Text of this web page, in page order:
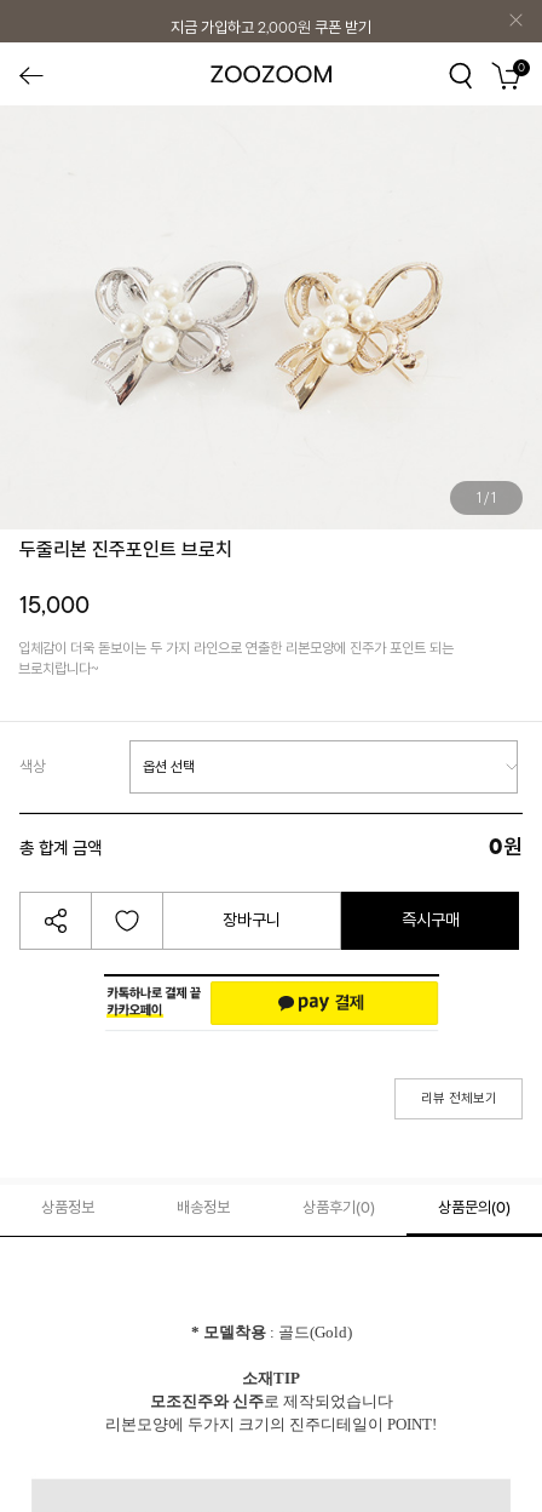
지금 가입하고 2,000원 쿠폰 받기
0
/
두줄리본 진주포인트 브로치
15,000
입체감이 더욱 돋보이는 두 가지 라인으로 연출한 리본모양에 진주가 포인트 되는
브로치랍니다~
색상
총 합계 금액 0원
장바구니 즉시구매
리뷰 전체보기
상품정보 배송정보 상품후기(0) 상품문의 (0)
* 모델착용: 골드(Gold)
소재TIP
모조진주와 신주로 제작되었습니다
리본모양에 두가지 크기의 진주디테일이 POINT!